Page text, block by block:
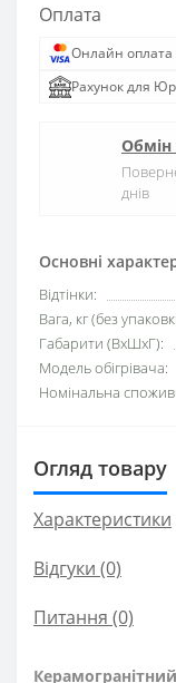
Основні
Відтінки:
Вага, кг (без
Габарити (ВхШхГ):
Модель обігрівача:
Номінальна
Оплата
Онлайн оплата
Рахунок для
Обмін
днів
Огляд товару
Характеристики
Відгуки (0)
Питання (0)